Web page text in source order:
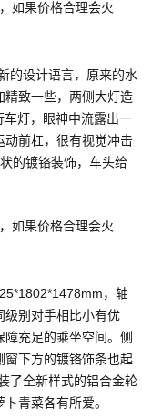
的设计语言，原来的水
精致一些，两侧大灯造
灯，眼神中流露出一
动前杠，很有视觉冲击
的镀铬装饰，车头给
，轴
级别对手相比小有优
充足的乘坐空间。侧
窗下方的镀铬饰条也起
了全新样式的铝合金轮
青菜各有所爱。